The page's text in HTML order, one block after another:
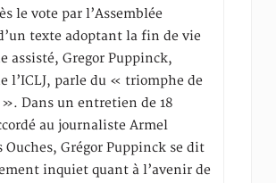
le vote par l’Assemblée
texte adoptant la fin de vie
assisté, Gregor Puppinck,
l’ICLJ, parle du « triomphe de
». Dans un entretien de 18
au journaliste Armel
Ouches, Grégor Puppinck se dit
inquiet quant à l’avenir de